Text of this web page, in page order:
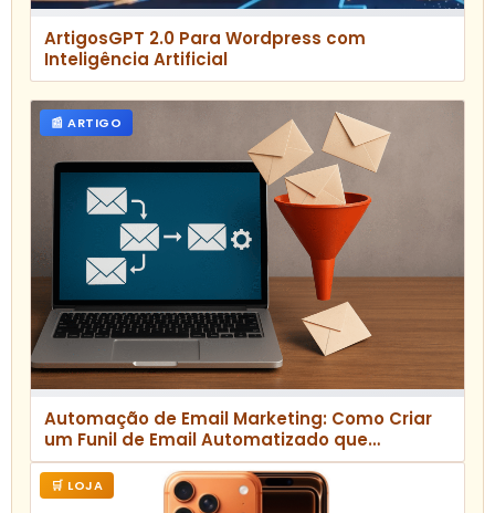
ArtigosGPT 2.0 Para Wordpress com
Inteligência Artificial
📰 ARTIGO
Automação de Email Marketing: Como Criar
um Funil de Email Automatizado que
Converte
🛒 LOJA